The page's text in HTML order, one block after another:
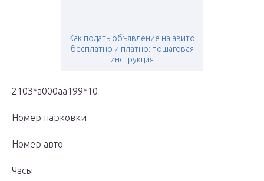
Как подать объявление на авито
бесплатно и платно: пошаговая
инструкция
2103*a000aa199*10
Номер парковки
Номер авто
Часы